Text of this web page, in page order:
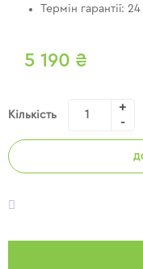
Термін гарантії:
5 190 ₴
Кількість